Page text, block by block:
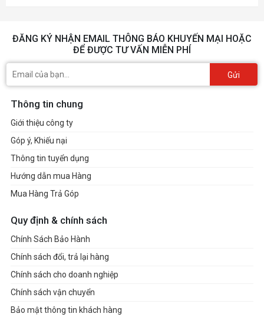
ĐĂNG KÝ NHẬN EMAIL THÔNG BÁO KHUYẾN MẠI HOẶC
ĐỂ ĐƯỢC TƯ VẤN MIỄN PHÍ
Gửi
Thông tin chung
Giới thiệu công ty
Góp ý, Khiếu nại
Thông tin tuyển dụng
Hướng dẫn mua Hàng
Mua Hàng Trả Góp
Quy định & chính sách
Chính Sách Bảo Hành
Chính sách đổi, trả lại hàng
Chính sách cho doanh nghiệp
Chính sách vận chuyển
Bảo mật thông tin khách hàng